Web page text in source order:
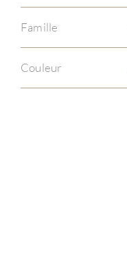
Famille
Couleur